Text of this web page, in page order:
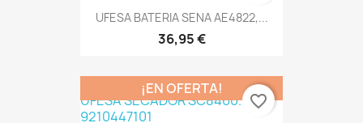
UFESA BATERIA SENA AE4822,...
36,95 €
¡EN OFERTA!
favorite_border